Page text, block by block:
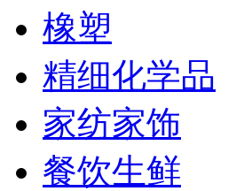
橡塑
精细化学品
家纺家饰
餐饮生鲜